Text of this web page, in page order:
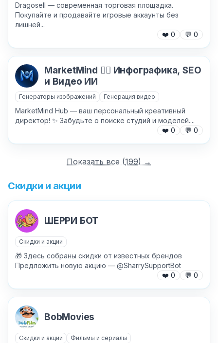
Dragosell — современная торговая площадка.
Покупайте и продавайте игровые аккаунты без
лишней...
❤️ 0 💬 0
MarketMind ❤️‍🔥 Инфографика, SEO
и Видео ИИ
Генераторы изображений Генерация видео
MarketMind Hub — ваш персональный креативный
директор! ✨ Забудьте о поиске студий и моделей....
❤️ 0 💬 0
Показать все (199) →
Скидки и акции
ШЕРРИ БОТ
Скидки и акции
🎁 Здесь собраны скидки от известных брендов
Предложить новую акцию — @SharrySupportBot
❤️ 0 💬 0
BobMovies
Скидки и акции Фильмы и сериалы